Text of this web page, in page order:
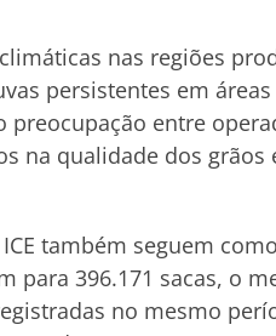
nas regiões
persistentes em
entre
na qualidade dos grãos
também seguem
para 396.171 sacas, o
no mesmo